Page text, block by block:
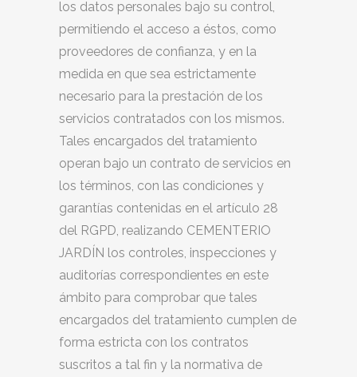
los datos personales bajo su control,
permitiendo el acceso a éstos, como
proveedores de confianza, y en la
medida en que sea estrictamente
necesario para la prestación de los
servicios contratados con los mismos.
Tales encargados del tratamiento
operan bajo un contrato de servicios en
los términos, con las condiciones y
garantías contenidas en el artículo 28
del RGPD, realizando CEMENTERIO
JARDÍN los controles, inspecciones y
auditorías correspondientes en este
ámbito para comprobar que tales
encargados del tratamiento cumplen de
forma estricta con los contratos
suscritos a tal fin y la normativa de